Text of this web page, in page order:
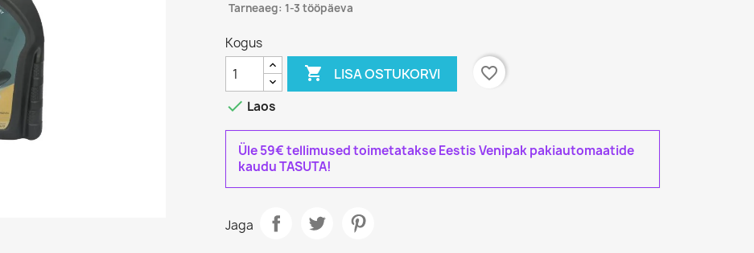
Tarneaeg: 1-3 tööpäeva
Kogus
 LISA OSTUKORVI
favorite_border
 Laos
Üle 59€ tellimused toimetatakse Eestis Venipak pakiautomaatide
kaudu TASUTA!
Jaga